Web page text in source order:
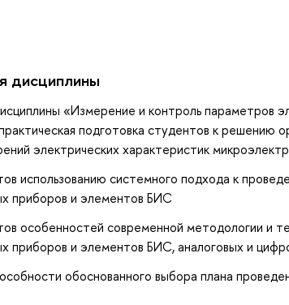
дисциплины
«Измерение и контроль параметров
подготовка студентов к решению
электрических характеристик
использованию системного подхода к
приборов и элементов БИС
особенностей современной методологии и
приборов и элементов БИС, аналоговых и
обоснованного выбора плана